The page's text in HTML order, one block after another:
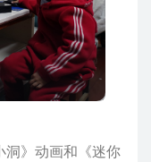
洞》动画和《迷你